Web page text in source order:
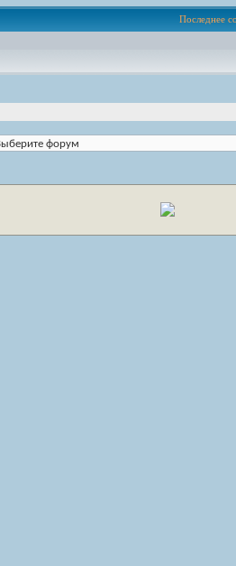
Последнее